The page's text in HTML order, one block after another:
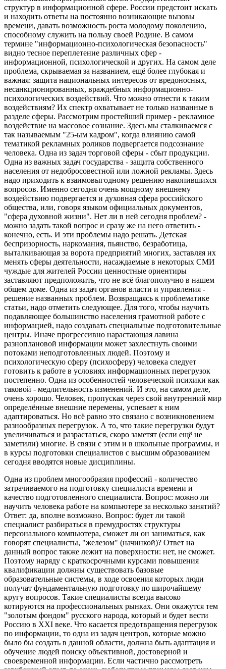
структур в информационной сфере. России предстоит искать
и находить ответы на постоянно возникающие вызовы
времени, давать возможность роста молодому поколению,
способному служить на пользу своей Родине. В самом
термине "информационно-психологическая безопасность"
видно тесное переплетение различных сфер -
информационной, психологической и других. На самом деле
проблема, скрываемая за названием, ещё более глубокая и
важная: защита национальных интересов от вредоносных,
несанкционированных, враждебных информационно-
психологических воздействий. Что можно отнести к таким
воздействиям? Их спектр охватывает не только названные в
разделе сферы. Рассмотрим простейший пример - рекламное
воздействие на массовое сознание. Здесь мы сталкиваемся с
так называемым "25-ым кадром", когда влиянию самой
тематикой рекламных роликов подвергается подсознание
человека. Одна из задач торговой сферы - сбыт продукции.
Одна из важных задач государства - защита собственного
населения от недобросовестной или ложной рекламы. Здесь
надо приходить к взаимовыгодному решению накопившихся
вопросов. Именно сегодня очень мощному внешнему
воздействию подвергается и духовная сфера российского
общества, или, говоря языком официальных документов,
"сфера духовной жизни". Нет ли в ней сегодня проблем? -
можно задать такой вопрос и сразу же на него ответить -
конечно, есть. И эти проблемы надо решать. Детская
беспризорность, наркомания, пьянство, безработица,
выталкивающая за ворота предприятий многих, заставляя их
менять сферы деятельности, насаждаемые в некоторых СМИ
чуждые для жителей России ценностные ориентиры
заставляют предположить, что не всё благополучно в нашем
общем доме. Одна из задач органов власти и управления -
решение названных проблем. Возвращаясь к проблематике
статьи, надо отметить следующее. Для того, чтобы научить
подавляющее большинство населения грамотной работе с
информацией, надо создавать специальные подготовительные
центры. Иначе прогрессивно нарастающая лавина
разноплановой информации может захлестнуть своими
потоками неподготовленных людей. Поэтому и
психологическую сферу (психосферу) человека следует
готовить к работе в условиях информационных перегрузок
постепенно. Одна из особенностей человеческой психики как
таковой - медлительность изменений. И это, на самом деле,
очень хорошо. Человек, пропуская через свой внутренний мир
определённые внешние перемены, успевает к ним
адаптироваться. Но всё равно это связано с возникновением
разнообразных перегрузок. А то, что такие перегрузки будут
увеличиваться и разрастаться, скоро заметят (если ещё не
заметили) многие. В связи с этим и в школьные программы, и
в курсы подготовки специалистов с высшим образованием
сегодня вводятся новые дисциплины.
Одна из проблем многообразия профессий - количество
затрачиваемого на подготовку специалиста времени и
качество подготовленного специалиста. Вопрос: можно ли
научить человека работе на компьютере за несколько занятий?
Ответ: да, вполне возможно. Вопрос: будет ли такой
специалист разбираться в премудростях структуры
персонального компьютера, сможет ли он заниматься, как
говорят специалисты, "железом" (начинкой)? Ответ на
данный вопрос также лежит на поверхности: нет, не сможет.
Поэтому наряду с краткосрочными курсами повышения
квалификации должны существовать базовые
образовательные системы, в ходе освоения которых люди
получат фундаментальную подготовку по широчайшему
кругу вопросов. Такие специалисты всегда высоко
котируются на профессиональных рынках. Они окажутся тем
"золотым фондом" русского народа, который и будет вести
Россию в XXI веке. Что касается предотвращения перегрузок
по информации, то одна из задач центров, которые можно
было бы создать в данной области, должна быть адаптация и
обучение людей поиску объективной, достоверной и
своевременной информации. Если частично рассмотреть